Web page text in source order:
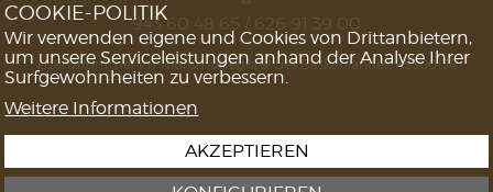
943 60 48 65 / 626 91 39 00
Lizenznummer im Tourismusregister des Baskenlandes: KSS00154
COOKIE-POLITIK
Wir verwenden eigene und Cookies von Drittanbietern,
um unsere Serviceleistungen anhand der Analyse Ihrer
Surfgewohnheiten zu verbessern.
Weitere Informationen
AKZEPTIEREN